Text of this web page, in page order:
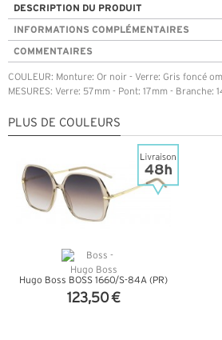
DESCRIPTION DU PRODUIT
INFORMATIONS COMPLÉMENTAIRES
COMMENTAIRES
COULEUR: Monture: Or noir - Verre: Gris foncé
MESURES: Verre: 57mm - Pont: 17mm - Branche:
PLUS DE COULEURS
Hugo Boss BOSS 1660/S-84A (PR)
123,50 €